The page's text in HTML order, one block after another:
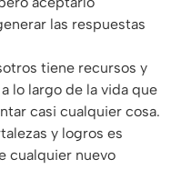
las respuestas
tiene recursos y
lo largo de la vida que
casi cualquier cosa.
y logros es
cualquier nuevo